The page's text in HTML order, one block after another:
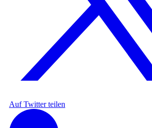
Auf Twitter teilen